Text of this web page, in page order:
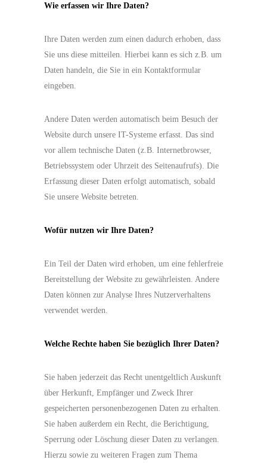
Wie erfassen wir Ihre Daten?
Ihre Daten werden zum einen dadurch erhoben, dass
Sie uns diese mitteilen. Hierbei kann es sich z.B. um
Daten handeln, die Sie in ein Kontaktformular
eingeben.
Andere Daten werden automatisch beim Besuch der
Website durch unsere IT-Systeme erfasst. Das sind
vor allem technische Daten (z.B. Internetbrowser,
Betriebssystem oder Uhrzeit des Seitenaufrufs). Die
Erfassung dieser Daten erfolgt automatisch, sobald
Sie unsere Website betreten.
Wofür nutzen wir Ihre Daten?
Ein Teil der Daten wird erhoben, um eine fehlerfreie
Bereitstellung der Website zu gewährleisten. Andere
Daten können zur Analyse Ihres Nutzerverhaltens
verwendet werden.
Welche Rechte haben Sie bezüglich Ihrer Daten?
Sie haben jederzeit das Recht unentgeltlich Auskunft
über Herkunft, Empfänger und Zweck Ihrer
gespeicherten personenbezogenen Daten zu erhalten.
Sie haben außerdem ein Recht, die Berichtigung,
Sperrung oder Löschung dieser Daten zu verlangen.
Hierzu sowie zu weiteren Fragen zum Thema